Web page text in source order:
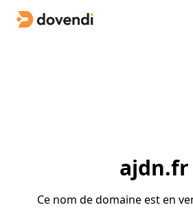
ajdn.fr
Ce nom de domaine est en